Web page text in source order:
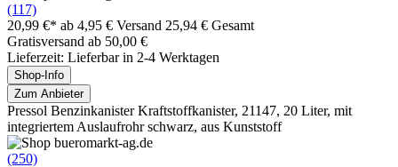
(117)
20,99 €* ab 4,95 € Versand 25,94 € Gesamt
Gratisversand ab 50,00 €
Lieferzeit: Lieferbar in 2-4 Werktagen
Shop-Info
Zum Anbieter
Pressol Benzinkanister Kraftstoffkanister, 21147, 20 Liter, mit
integriertem Auslaufrohr schwarz, aus Kunststoff
(250)